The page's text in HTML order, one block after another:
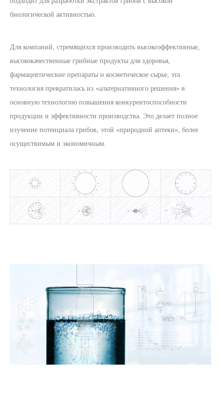
биологической активностью.
Для компаний, стремящихся производить высокоэффективные,
высококачественные грибные продукты для здоровья,
фармацевтические препараты и косметическое сырье, эта
технология превратилась из «альтернативного решения» в
основную технологию повышения конкурентоспособности
продукции и эффективности производства. Это делает полное
изучение потенциала грибов, этой «природной аптеки», более
осуществимым и экономичным.